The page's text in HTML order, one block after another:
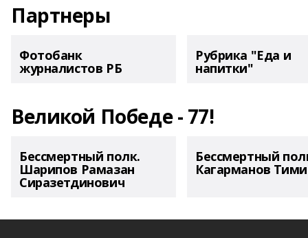
Партнеры
Фотобанк
журналистов РБ
Рубрика "Еда и
напитки"
Великой Победе - 77!
Бессмертный полк.
Шарипов Рамазан
Сиразетдинович
Бессмертный
Кагарманов